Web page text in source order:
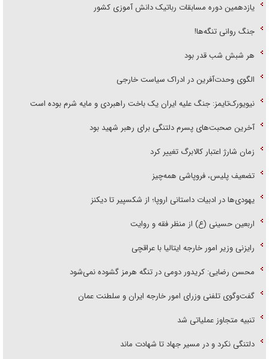
یازدهمین دوره مسابقات رباتیک دانش آموزی کشور
جنگ روانی تنگه‌ها!
هر شبش شب قدر بود
الگوی وحدت‌آفرین در ادراک سیاست خارجی
نیویورک‌تایمز: جنگ علیه ایران یک باخت راهبردی و مایه شرم بوده است
آخرین صحبت‌های پسرم دلتنگی برای رهبر شهید بود
زمان شارژ اعتبار کالابرگ تغییر کرد
تضعیف پلیس، فروپاشی همه‌چیز
یهودی‌ها در ادبیات داستانی اروپا؛ از شکسپیر تا دیکنز
اربعین حسینی (ع) از منظر فقه و روایت
رایزنی وزیر امور خارجه ایتالیا با عراقچی
محسن رضایی: کریدور دومی در تنگه هرمز گشوده نمی‌شود
گفت‌وگوی تلفنی وزرای امور خارجه ایران و سلطنت عمان
تنبیه متجاوز عملیاتی شد
دلتنگی نکرد و در مسیر جهاد تا شهادت ماند